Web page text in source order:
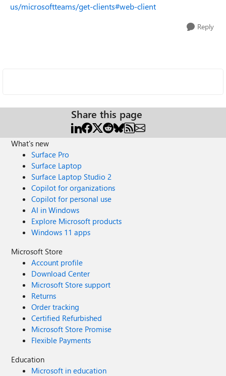
us/microsoftteams/get-clients#web-client
Reply
Share this page
What's new
Surface Pro
Surface Laptop
Surface Laptop Studio 2
Copilot for organizations
Copilot for personal use
AI in Windows
Explore Microsoft products
Windows 11 apps
Microsoft Store
Account profile
Download Center
Microsoft Store support
Returns
Order tracking
Certified Refurbished
Microsoft Store Promise
Flexible Payments
Education
Microsoft in education